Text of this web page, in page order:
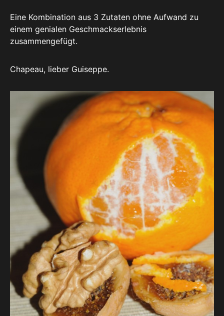
Eine Kombination aus 3 Zutaten ohne Aufwand zu
einem genialen Geschmackserlebnis
zusammengefügt.
Chapeau, lieber Guiseppe.